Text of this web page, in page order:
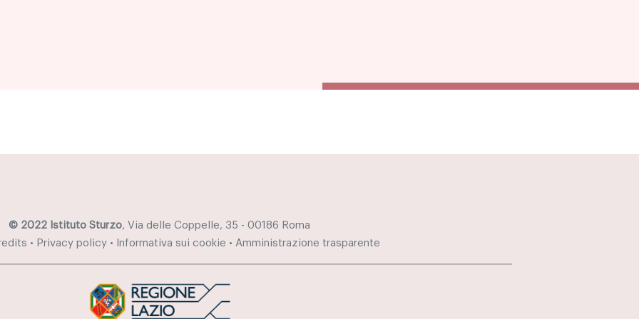
© 2022 Istituto Sturzo, Via delle Coppelle, 35 - 00186 Roma
• Privacy policy• Informativa sui cookie • Amministrazione trasparente